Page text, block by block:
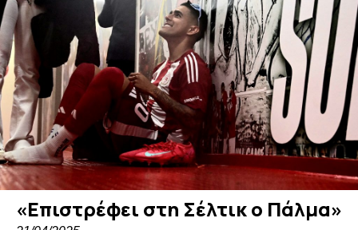
«Επιστρέφει στη Σέλτικ ο Πάλμα»